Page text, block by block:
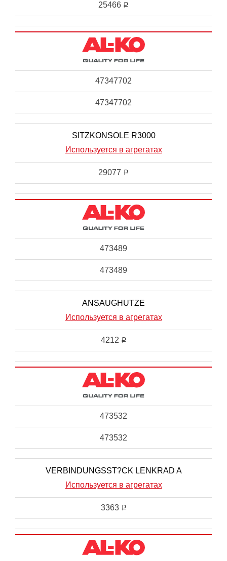
25466 i
47347702
47347702
SITZKONSOLE R3000
Используется в агрегатах
29077 i
473489
473489
ANSAUGHUTZE
Используется в агрегатах
4212 i
473532
473532
VERBINDUNGSST?CK LENKRAD A
Используется в агрегатах
3363 i